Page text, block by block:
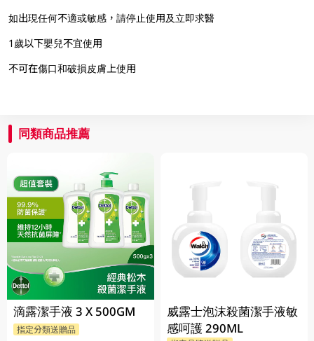
如出現任何不適或敏感，請停止使用及立即求醫
1歲以下嬰兒不宜使用
不可在傷口和破損皮膚上使用
同類商品推薦
滴露潔手液 3 X 500GM
指定分類送贈品
威露士泡沫殺菌潔手液敏
感呵護 290ML